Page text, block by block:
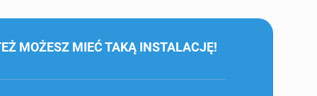
MOŻESZ MIEĆ TAKĄ INSTALACJĘ!